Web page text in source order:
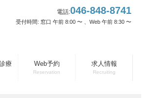
電話:046-848-8741
受付時間: 窓口 午前 8:00 〜 、Web 午前 8:30 〜
療 Web予約
Reservation
求人情報
Recruiting